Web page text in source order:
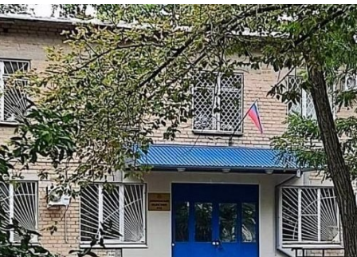
FacebookTwitterTelegram